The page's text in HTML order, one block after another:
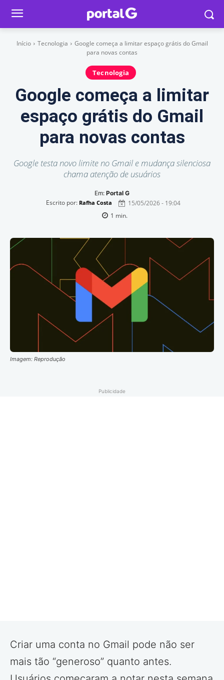
Início Tecnologia
Google começa a limitar espaço grátis do Gmail
para novas contas
Tecnologia
Google começa a limitar
espaço grátis do Gmail
para novas contas
Google testa novo limite no Gmail e mudança silenciosa
chama atenção de usuários
Em: Portal G
Escrito por: Rafha Costa
15/05/2026 - 19:04
1 min.
Imagem: Reprodução
Publicidade
Criar uma conta no Gmail pode não ser
mais tão “generoso” quanto antes.